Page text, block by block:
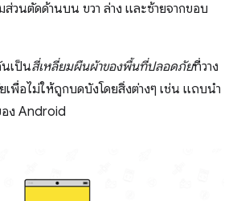
วนตัดด้านบน ขวา ล่าง และซ้ายจากขอบ
นเป็นสี่เหลี่ยมผืนผ้าของพื้นที่ปลอดภัยที่วาง
เพื่อไม่ให้ถูกบดบังโดยสิ่งต่างๆ เช่น แถบนํา
ง Android